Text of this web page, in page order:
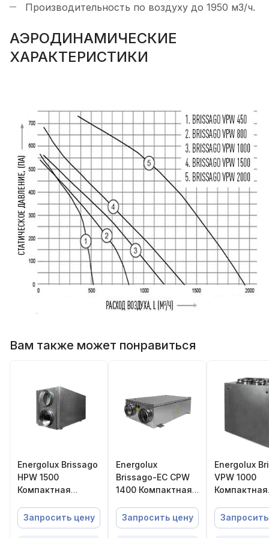
Производительность по воздуху до 1950 м3/ч.
АЭРОДИНАМИЧЕСКИЕ
ХАРАКТЕРИСТИКИ
Вам также может понравиться
Energolux Brissago
HPW 1500
Компактная
вытяжная
установка с
Запросить цену
Energolux
Brissago-EC CPW
1400 Компактная
вытяжная
установка с
Запросить цену
Energolux
VPW 1000
Компактная
вытяжная
установка с